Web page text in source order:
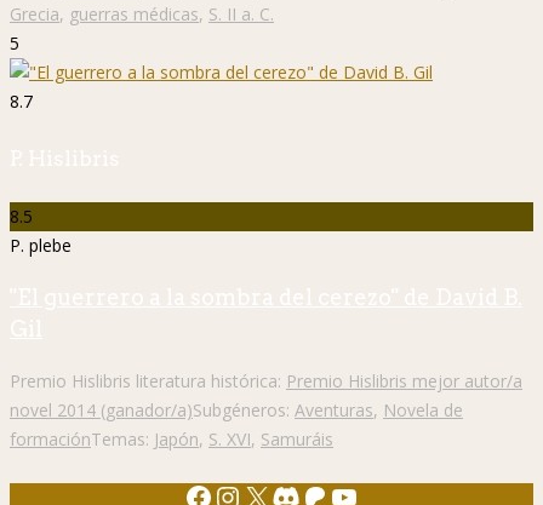
Grecia, guerras médicas, S. II a. C.
5
8.7
P. Hislibris
8.5
P. plebe
"El guerrero a la sombra del cerezo" de David B.
Gil
Premio Hislibris literatura histórica: Premio Hislibris mejor autor/a
novel 2014 (ganador/a)Subgéneros: Aventuras, Novela de
formaciónTemas: Japón, S. XVI, Samuráis
Facebook
Instagram
X Discord
Patreon
YouTube